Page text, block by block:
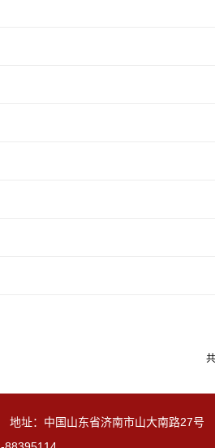
址：中国山东省济南市山大南路27